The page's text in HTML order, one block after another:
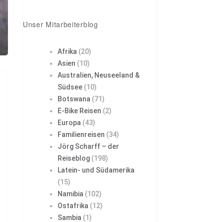
Unser Mitarbeiterblog
Afrika (20)
Asien (10)
Australien, Neuseeland &
Südsee (10)
Botswana (71)
E-Bike Reisen (2)
Europa (43)
Familienreisen (34)
Jörg Scharff – der
Reiseblog (198)
Latein- und Südamerika
(15)
Namibia (102)
Ostafrika (12)
Sambia (1)